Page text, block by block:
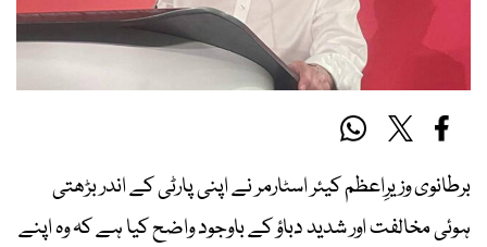
برطانوی وزیرِاعظم کیئر اسٹارمر نے اپنی پارٹی کے اندر بڑھتی
ہوئی مخالفت اور شدید دباؤ کے باوجود واضح کیا ہے کہ وہ اپنے